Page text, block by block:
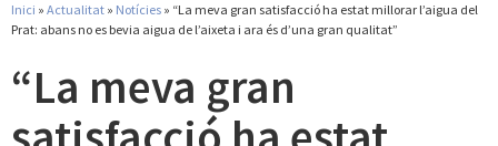
Esteu aquí
Inici » Actualitat » Notícies » “La meva gran satisfacció ha estat millorar l’aigua del
Prat: abans no es bevia aigua de l’aixeta i ara és d’una gran qualitat”
“La meva gran